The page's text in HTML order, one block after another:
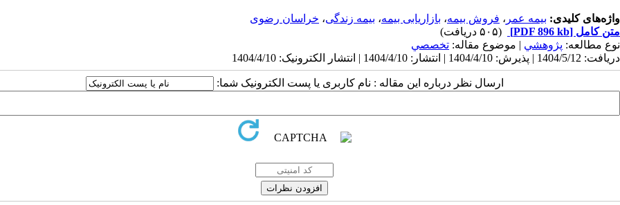
واژه‌های کلیدی: بیمه عمر ، فروش بیمه، بازاریابی بیمه، بیمه زندگی، خراسان رضوی
متن کامل [PDF 896 kb]
(۵۰۵ دریافت)
نوع مطالعه: پژوهشي | موضوع مقاله: تخصصي
دریافت: 1404/5/12 | پذیرش: 1404/4/10 | انتشار: 1404/4/10 | انتشار الکترونیک: 1404/4/10
ارسال نظر درباره این مقاله : نام کاربری یا پست الکترونیک شما: